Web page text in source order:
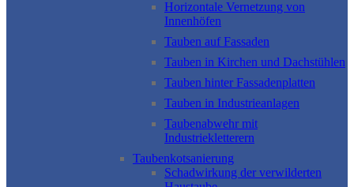
Horizontale Vernetzung von
Innenhöfen
Tauben auf Fassaden
Tauben in Kirchen und Dachstühlen
Tauben hinter Fassadenplatten
Tauben in Industrieanlagen
Taubenabwehr mit
Industriekletterern
Taubenkotsanierung
Schadwirkung der verwilderten